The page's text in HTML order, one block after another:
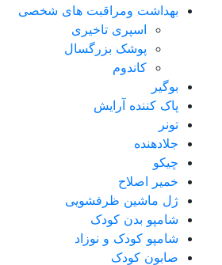
بهداشت ومراقبت های شخصی
اسپری تاخیری
پوشک بزرگسال
کاندوم
بوگیر
پاک کننده آرایش
تونر
جلادهنده
چیکو
خمیر اصلاح
ژل ماشین ظرفشویی
شامپو بدن کودک
شامپو کودک و نوزاد
صابون کودک